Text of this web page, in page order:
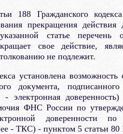
188 Гражданского
прекращения
статье перечень
свое действие,
не подлежит.
установлена возможность
документа,
- электронная
ФНС России по
доверенности по
- ТКС) - пунктом 5 статьи 80